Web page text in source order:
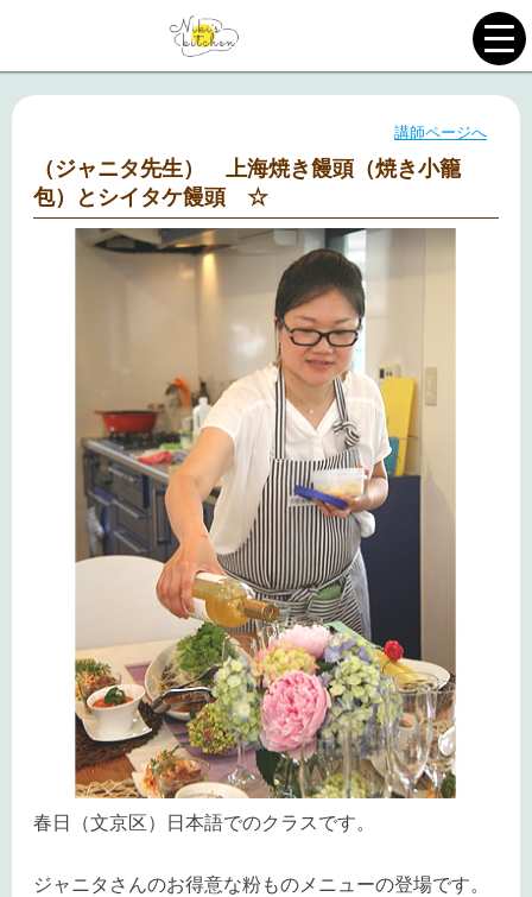
講師ページへ
（ジャニタ先生） 上海焼き饅頭（焼き小籠
包）とシイタケ饅頭 ☆
春日（文京区）日本語でのクラスです。
ジャニタさんのお得意な粉ものメニューの登場です。